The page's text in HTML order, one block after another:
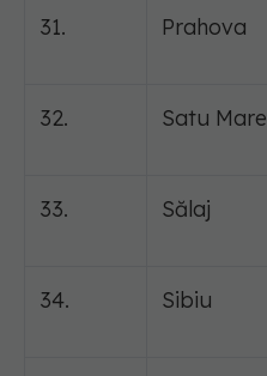
31. Prahova
32. Satu Mare
33. Sălaj
34. Sibiu